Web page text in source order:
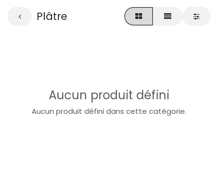
Plâtre
Aucun produit défini
Aucun produit défini dans cette catégorie.